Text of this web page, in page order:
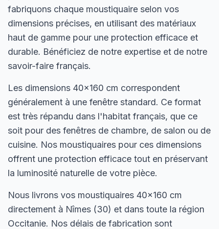
fabriquons chaque moustiquaire selon vos
dimensions précises, en utilisant des matériaux
haut de gamme pour une protection efficace et
durable. Bénéficiez de notre expertise et de notre
savoir-faire français.
Les dimensions 40×160 cm correspondent
généralement à une fenêtre standard. Ce format
est très répandu dans l'habitat français, que ce
soit pour des fenêtres de chambre, de salon ou de
cuisine. Nos moustiquaires pour ces dimensions
offrent une protection efficace tout en préservant
la luminosité naturelle de votre pièce.
Nous livrons vos moustiquaires 40×160 cm
directement à Nîmes (30) et dans toute la région
Occitanie. Nos délais de fabrication sont